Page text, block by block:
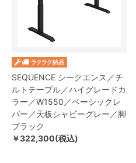
SEQUENCE シークエンス／チ
ルトテーブル／ハイグレードカ
ラー／W1550／ベーシックレ
バー／天板シャビーグレー／脚
ブラック
￥322,300(税込)